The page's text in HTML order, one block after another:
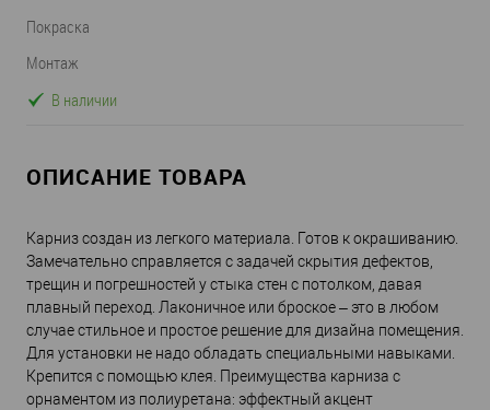
Покраска
Монтаж
В наличии
ОПИСАНИЕ ТОВАРА
Карниз создан из легкого материала. Готов к окрашиванию.
Замечательно справляется с задачей скрытия дефектов,
трещин и погрешностей у стыка стен с потолком, давая
плавный переход. Лаконичное или броское – это в любом
случае стильное и простое решение для дизайна помещения.
Для установки не надо обладать специальными навыками.
Крепится с помощью клея. Преимущества карниза с
орнаментом из полиуретана: эффектный акцент